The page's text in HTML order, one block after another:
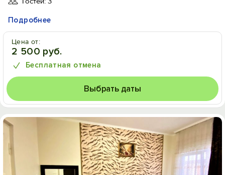
Подробнее
Цена от:
2 500 руб.
Бесплатная отмена
Выбрать даты